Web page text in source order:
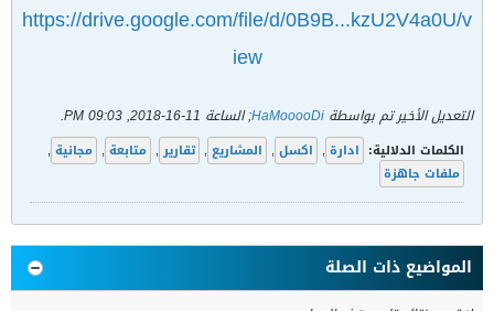
https://drive.google.com/file/d/0B9B...kzU2V4a0U/v
iew
التعديل الأخير تم بواسطة HaMooooDi; الساعة 11-16-2018, 09:03 PM
.
الكلمات الدلالية: ادارة , اكسل , المشاريع , تقارير , متابعة , مجانية ,
ملفات جاهزة
المواضيع ذات الصلة